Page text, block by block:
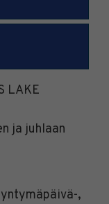
LAKE
ja juhlaan
,